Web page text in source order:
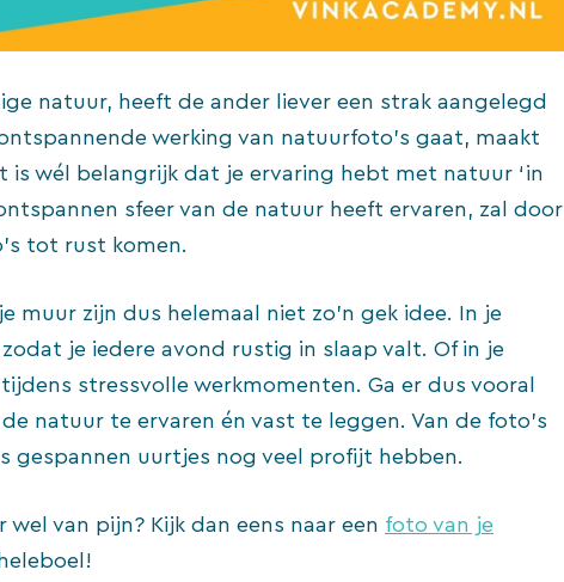
natuur, heeft de ander liever een strak aangelegd
werking van natuurfoto’s gaat, maakt
is wél belangrijk dat je ervaring hebt met natuur ‘in
sfeer van de natuur heeft ervaren, zal door
tot rust komen.
muur zijn dus helemaal niet zo’n gek idee. In je
je iedere avond rustig in slaap valt. Of in je
stressvolle werkmomenten. Ga er dus vooral
natuur te ervaren én vast te leggen. Van de foto’s
gespannen uurtjes nog veel profijt hebben.
wel van pijn? Kijk dan eens naar een foto van je